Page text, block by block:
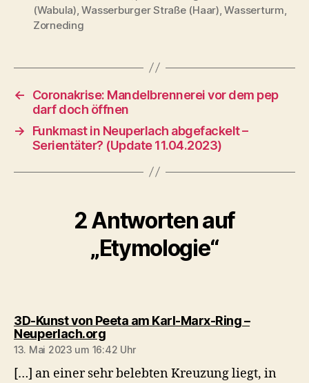
(Wabula) ,Wasserburger Straße (Haar) ,Wasserturm
Zorneding
←
Coronakrise: Mandelbrennerei vor dem pep
darf doch öffnen
→
Funkmast in Neuperlach abgefackelt –
Serientäter? (Update 11.04.2023)
2 Antworten auf
„Etymologie“
3D-Kunst von Peeta am Karl-Marx-Ring –
Neuperlach.orgsagt:
13. Mai 2023 um 16:42 Uhr
[…] an einer sehr belebten Kreuzung liegt, in